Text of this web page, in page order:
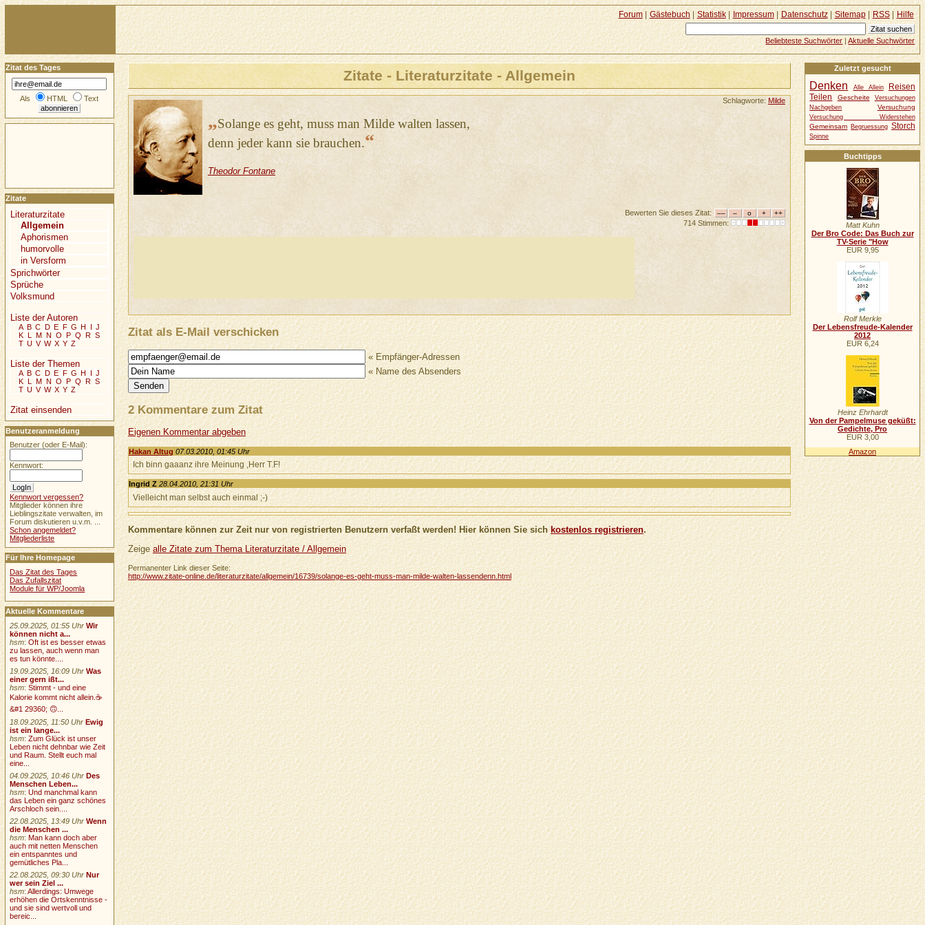
Zitate - Literaturzitate - Allgemein
Schlagworte: Milde
„Solange es geht, muss man Milde walten lassen,
denn jeder kann sie brauchen.“
Theodor Fontane
Bewerten Sie dieses Zitat:
714 Stimmen:
Zitat als E-Mail verschicken
« Empfänger-Adressen
« Name des Absenders
2 Kommentare zum Zitat
Eigenen Kommentar abgeben
Hakan Altug 07.03.2010, 01:45 Uhr
Ich binn gaaanz ihre Meinung ,Herr T.F!
Ingrid Z 28.04.2010, 21:31 Uhr
Vielleicht man selbst auch einmal ;-)
Kommentare können zur Zeit nur von registrierten Benutzern verfaßt werden! Hier können Sie sichkostenlos registrieren.
Zeigealle Zitate zum Thema Literaturzitate / Allgemein
Permanenter Link dieser Seite:
http://www.zitate-online.de/literaturzitate/allgemein/16739/solange-es-geht-muss-man-milde-walten-lassendenn.html
Zuletzt gesucht
Denken Alle Allein
Reisen
Teilen
Gescheite
Versuchungen
Nachgeben
Versuchung
Versuchung Widerstehen
Gemeinsam Begruessung Storch
Spinne
Buchtipps
Matt Kuhn
Der Bro Code: Das Buch zur
TV-Serie "How
EUR 9,95
Rolf Merkle
Der Lebensfreude-Kalender
2012
EUR 6,24
Heinz Ehrhardt
Von der Pampelmuse geküßt:
Gedichte, Pro
EUR 3,00
Amazon
Zitat des Tages
Als HTML Text
Zitate
Literaturzitate
Allgemein
Aphorismen
humorvolle
in Versform
Sprichwörter
Sprüche
Volksmund
Liste der Autoren
A B C D E F G H I J
K L M N O P Q R S
T U V W X Y Z
Liste der Themen
A B C D E F G H I J
K L M N O P Q R S
T U V W X Y Z
Zitat einsenden
Benutzeranmeldung
Benutzer (oder E-Mail):
Kennwort:
Kennwort vergessen?
Mitglieder können ihre
Lieblingszitate verwalten, im
Forum diskutieren u.v.m. ...
Schon angemeldet?
Mitgliederliste
Für Ihre Homepage
Das Zitat des Tages
Das Zufallszitat
Module für WP/Joomla
Aktuelle Kommentare
25.09.2025, 01:55 Uhr Wir
können nicht a...
hsm:Oft ist es besser etwas
zu lassen, auch wenn man
es tun könnte....
19.09.2025, 16:09 Uhr Was
einer gern ißt...
hsm:Stimmt - und eine
Kalorie kommt nicht allein.☕
&#1 29360; 🙃...
18.09.2025, 11:50 Uhr Ewig
ist ein lange...
hsm:Zum Glück ist unser
Leben nicht dehnbar wie Zeit
und Raum. Stellt euch mal
eine...
04.09.2025, 10:46 Uhr Des
Menschen Leben...
hsm:Und manchmal kann
das Leben ein ganz schönes
Arschloch sein....
22.08.2025, 13:49 Uhr Wenn
die Menschen ...
hsm:Man kann doch aber
auch mit netten Menschen
ein entspanntes und
gemütliches Pla...
22.08.2025, 09:30 Uhr Nur
wer sein Ziel ...
hsm:Allerdings: Umwege
erhöhen die Ortskenntnisse -
und sie sind wertvoll und
bereic...
Forum| Gästebuch| Statistik| Impressum| Datenschutz| Sitemap| RSS| Hilfe
Beliebteste Suchwörter|Aktuelle Suchwörter